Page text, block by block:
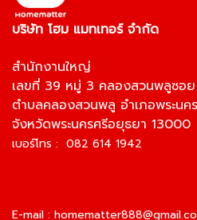
บริษัท โฮม แมทเทอร์ จำกัด
สำนักงานใหญ่
เลขที่ 39 หมู่ 3 คลองสวนพลูซอ
ตำบลคลองสวนพลู อำเภอพระนค
จังหวัดพระนครศรีอยุธยา 13000
เบอร์โทร : 082 614 1942
E-mail :